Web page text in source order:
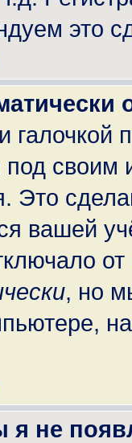
это
галочкой
под
Это
вашей
, но
я не